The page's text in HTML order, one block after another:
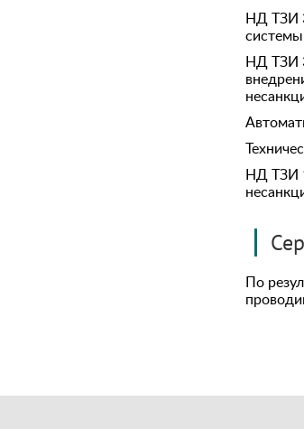
НД ТЗИ
НД ТЗИ
НД ТЗИ
По